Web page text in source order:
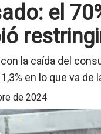
el
la caída del
en lo que va de
de 2024